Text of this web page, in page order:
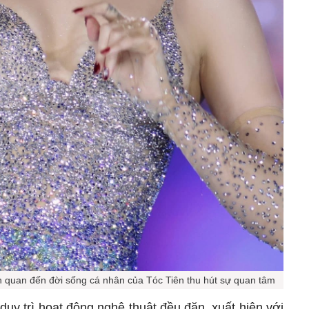
đến đời sống cá nhân của Tóc Tiên thu hút sự quan tâm